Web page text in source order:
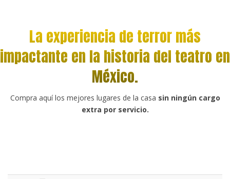
La experiencia de terror más
impactante en la historia del teatro en
México.
Compra aquí los mejores lugares de la casa sin ningún cargo
extra por servicio.